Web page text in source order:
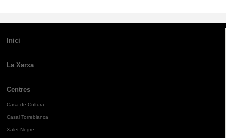
Inici
La Xarxa
Centres
Casa de Cultura
Casal Torreblanca
Xalet Negre